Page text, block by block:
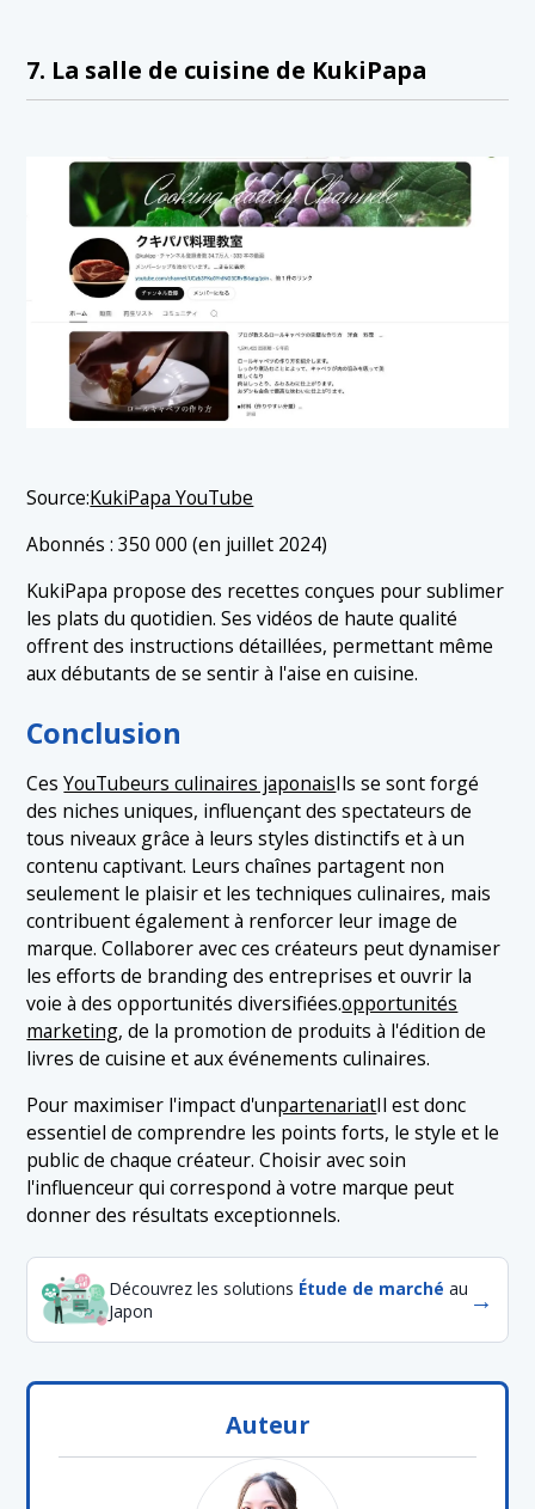
7. La salle de cuisine de KukiPapa
Source:KukiPapa YouTube
Abonnés : 350 000 (en juillet 2024)
KukiPapa propose des recettes conçues pour sublimer
les plats du quotidien. Ses vidéos de haute qualité
offrent des instructions détaillées, permettant même
aux débutants de se sentir à l'aise en cuisine.
Conclusion
CesYouTubeurs culinaires japonaisIls se sont forgé
des niches uniques, influençant des spectateurs de
tous niveaux grâce à leurs styles distinctifs et à un
contenu captivant. Leurs chaînes partagent non
seulement le plaisir et les techniques culinaires, mais
contribuent également à renforcer leur image de
marque. Collaborer avec ces créateurs peut dynamiser
les efforts de branding des entreprises et ouvrir la
voie à des opportunités diversifiées.opportunités
marketing, de la promotion de produits à l'édition de
livres de cuisine et aux événements culinaires.
Pour maximiser l'impact d'unpartenariatIl est donc
essentiel de comprendre les points forts, le style et le
public de chaque créateur. Choisir avec soin
l'influenceur qui correspond à votre marque peut
donner des résultats exceptionnels.
Découvrez les solutions Étude de marché au
Japon
→
Auteur